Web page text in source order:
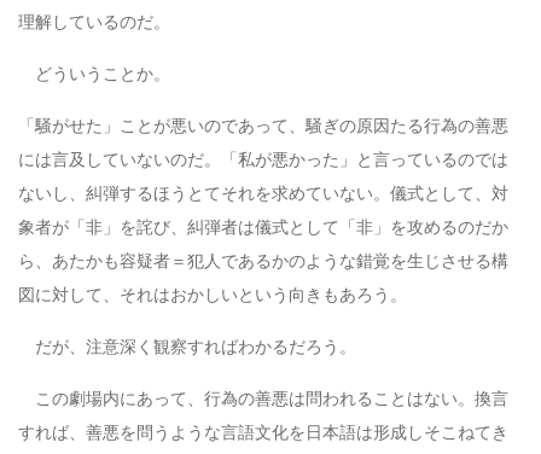
理解しているのだ。
どういうことか。
「騒がせた」ことが悪いのであって、騒ぎの原因たる行為の善悪
には言及していないのだ。「私が悪かった」と言っているのでは
ないし、糾弾するほうとてそれを求めていない。儀式として、対
象者が「非」を詫び、糾弾者は儀式として「非」を攻めるのだか
ら、あたかも容疑者＝犯人であるかのような錯覚を生じさせる構
図に対して、それはおかしいという向きもあろう。
だが、注意深く観察すればわかるだろう。
この劇場内にあって、行為の善悪は問われることはない。換言
すれば、善悪を問うような言語文化を日本語は形成しそこねてき